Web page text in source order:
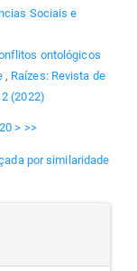
Sociais e
ontológicos
, Raízes: Revista de
(2022)
20 > >>
por similaridade